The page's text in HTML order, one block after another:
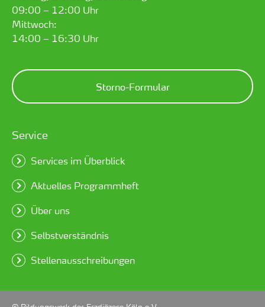
09:00 – 12:00 Uhr
Mittwoch:
14:00 – 16:30 Uhr
Storno-Formular
Service
Services im Überblick
Aktuelles Programmheft
Über uns
Selbstverständnis
Stellenausschreibungen